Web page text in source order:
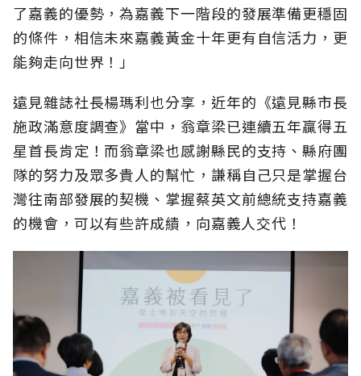
了嘉義的優勢，為嘉義下一階段的發展準備更穩固
的條件，相信未來嘉義黃金十年更有自信活力，更
能夠走向世界！」
遠見雜誌社長楊瑪利也分享，近年的《遠見縣市長
施政滿意度調查》當中，翁章梁已連續五年贏得五
星首長肯定！而翁章梁也感謝縣民的支持、縣府團
隊的努力及眾多貴人的幫忙，謙稱自己只是掌握台
灣往南部發展的契機、掌握蔡英文前總統支持嘉義
的機會，可以有些許成績，向嘉義人交代！